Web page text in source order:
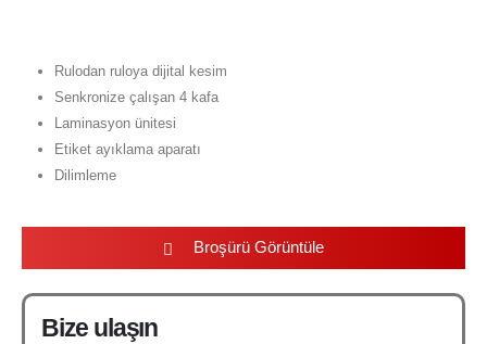
Rulodan ruloya dijital kesim
Senkronize çalışan 4 kafa
Laminasyon ünitesi
Etiket ayıklama aparatı
Dilimleme
Broşürü Görüntüle
Bize ulaşın